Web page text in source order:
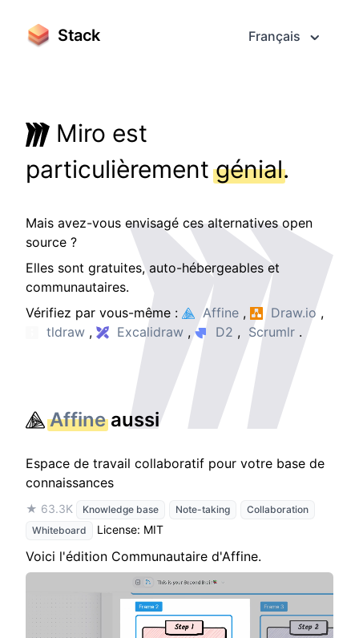
Stack Français
Miro est
particulièrementgénial.
Mais avez-vous envisagé ces alternatives open
source ?
Elles sont gratuites, auto-hébergeables et
communautaires.
Vérifiez par vous-même :
Affine , Draw.io ,
tldraw , Excalidraw , D2 , Scrumlr .
Affineaussi
Espace de travail collaboratif pour votre base de
connaissances
★ 63.3K Knowledge base Note-taking
Collaboration
Whiteboard
License: MIT
Voici l'édition Communautaire d'Affine.